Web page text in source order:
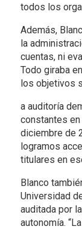
todos los
Además,
la
cuentas, ni
Todo giraba
los objetivos
a auditoría
constantes en
diciembre de
logramos
titulares en
Blanco
Universidad
auditada por
autonomía.